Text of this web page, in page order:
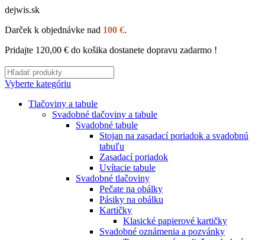
dejwis.sk
Darček k objednávke nad 100 €.
Pridajte 120,00 € do košika dostanete dopravu zadarmo !
Vyberte kategóriu
Tlačoviny a tabule
Svadobné tlačoviny a tabule
Svadobné tabule
Stojan na zasadací poriadok a svadobnú
tabuľu
Zasadací poriadok
Uvítacie tabule
Svadobné tlačoviny
Pečate na obálky
Pásiky na obálku
Kartičky
Klasické papierové kartičky
Svadobné oznámenia a pozvánky